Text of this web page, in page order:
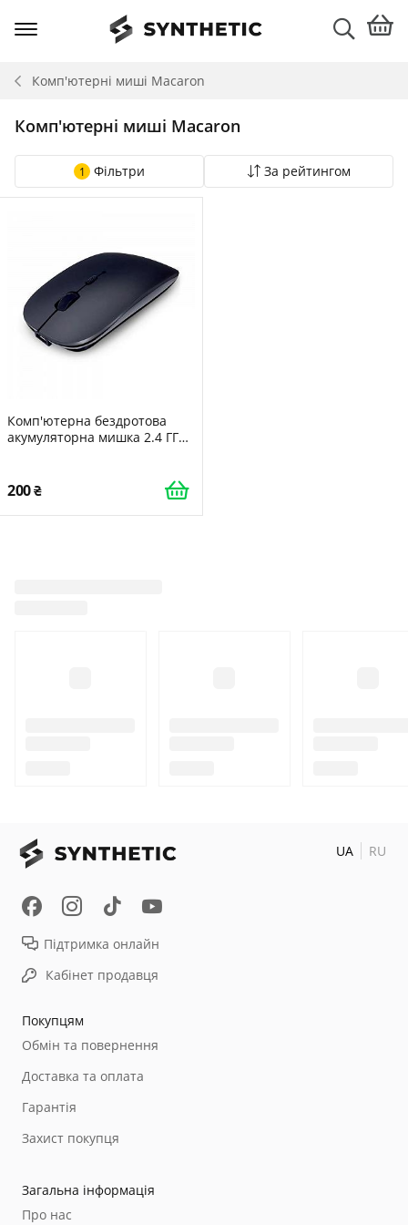
Комп'ютерні миші Macaron
Комп'ютерні миші Macaron
1 Фільтри За рейтингом
Комп'ютерна бездротова
акумуляторна мишка 2.4 ГГц
200
Покупцям
Обмін та повернення
Доставка та оплата
Гарантія
Захист покупця
Загальна інформація
Про нас
Підтримка онлайн
Кабінет продавця
UA RU